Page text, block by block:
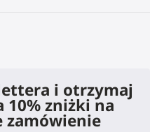
i otrzymaj
zniżki na
zamówienie